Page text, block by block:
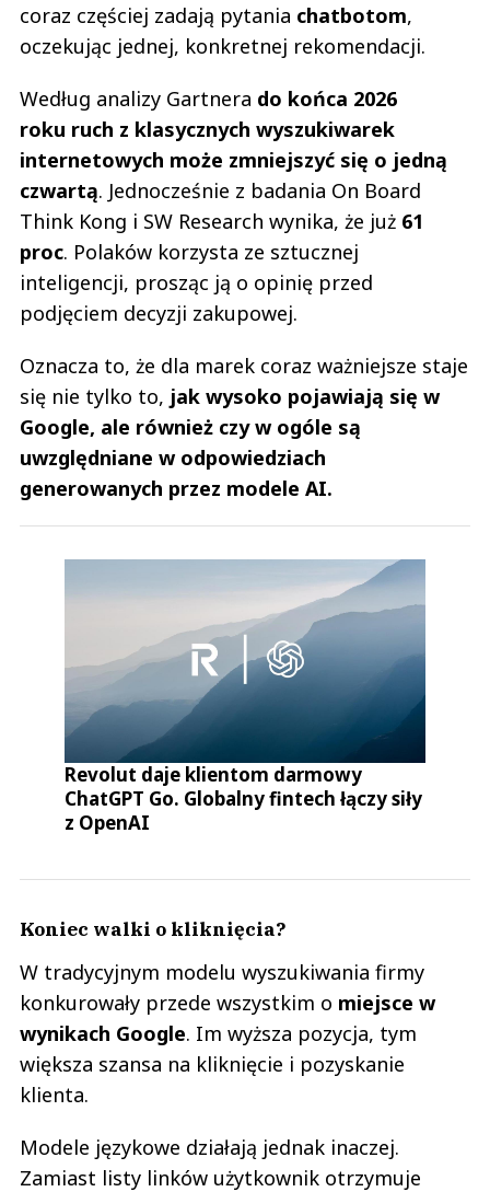
coraz częściej zadają pytania chatbotom,
oczekując jednej, konkretnej rekomendacji.
Według analizy Gartnera do końca 2026
roku ruch z klasycznych wyszukiwarek
internetowych może zmniejszyć się o jedną
czwartą. Jednocześnie z badania On Board
Think Kong i SW Research wynika, że już 61
proc. Polaków korzysta ze sztucznej
inteligencji, prosząc ją o opinię przed
podjęciem decyzji zakupowej.
Oznacza to, że dla marek coraz ważniejsze staje
się nie tylko to, jak wysoko pojawiają się w
Google, ale również czy w ogóle są
uwzględniane w odpowiedziach
generowanych przez modele AI.
Revolut daje klientom darmowy
ChatGPT Go. Globalny fintech łączy siły
z OpenAI
Koniec walki o kliknięcia?
W tradycyjnym modelu wyszukiwania firmy
konkurowały przede wszystkim o miejsce w
wynikach Google. Im wyższa pozycja, tym
większa szansa na kliknięcie i pozyskanie
klienta.
Modele językowe działają jednak inaczej.
Zamiast listy linków użytkownik otrzymuje